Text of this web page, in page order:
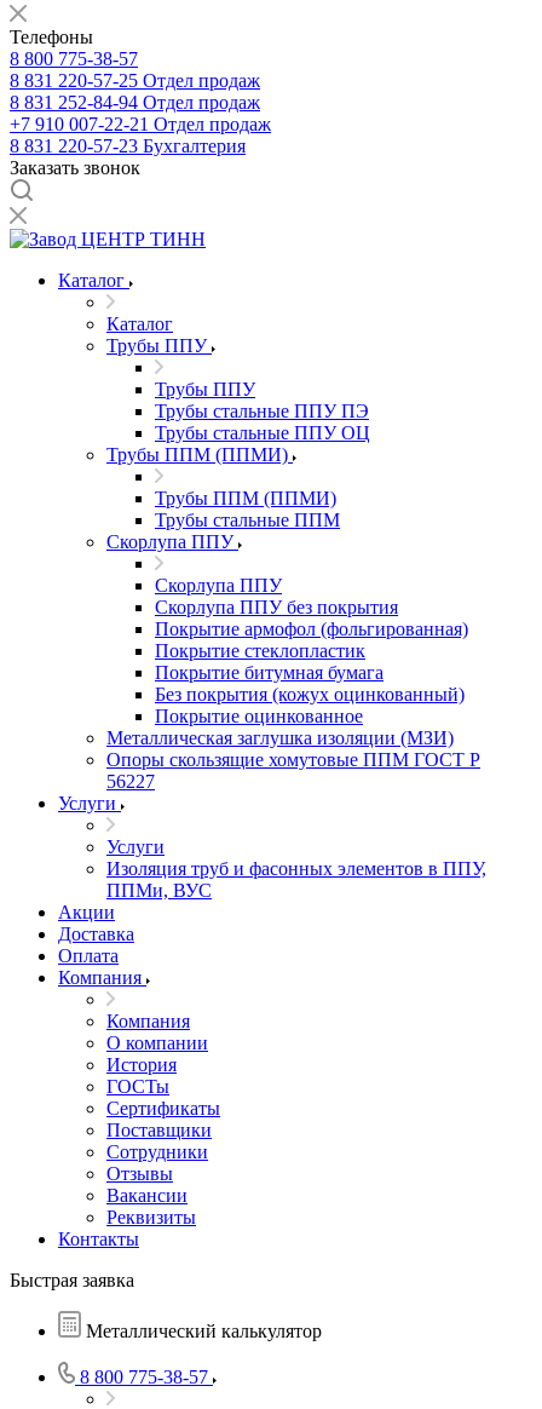
Телефоны
8 800 775-38-57
8 831 220-57-25 Отдел продаж
8 831 252-84-94 Отдел продаж
+7 910 007-22-21 Отдел продаж
8 831 220-57-23 Бухгалтерия
Заказать звонок
Каталог
Каталог
Трубы ППУ
Трубы ППУ
Трубы стальные ППУ ПЭ
Трубы стальные ППУ ОЦ
Трубы ППМ (ППМИ)
Трубы ППМ (ППМИ)
Трубы стальные ППМ
Скорлупа ППУ
Скорлупа ППУ
Скорлупа ППУ без покрытия
Покрытие армофол (фольгированная)
Покрытие стеклопластик
Покрытие битумная бумага
Без покрытия (кожух оцинкованный)
Покрытие оцинкованное
Металлическая заглушка изоляции (МЗИ)
Опоры скользящие хомутовые ППМ ГОСТ Р
56227
Услуги
Услуги
Изоляция труб и фасонных элементов в ППУ,
ППМи, ВУС
Акции
Доставка
Оплата
Компания
Компания
О компании
История
ГОСТы
Сертификаты
Поставщики
Сотрудники
Отзывы
Вакансии
Реквизиты
Контакты
Быстрая заявка
Металлический калькулятор
8 800 775-38-57